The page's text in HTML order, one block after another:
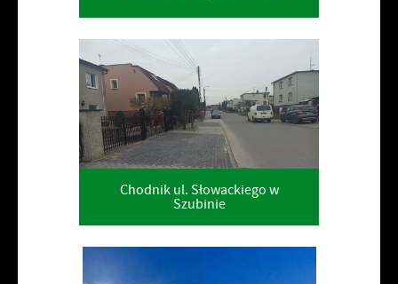
Chodnik ul. Słowackiego w
Szubinie